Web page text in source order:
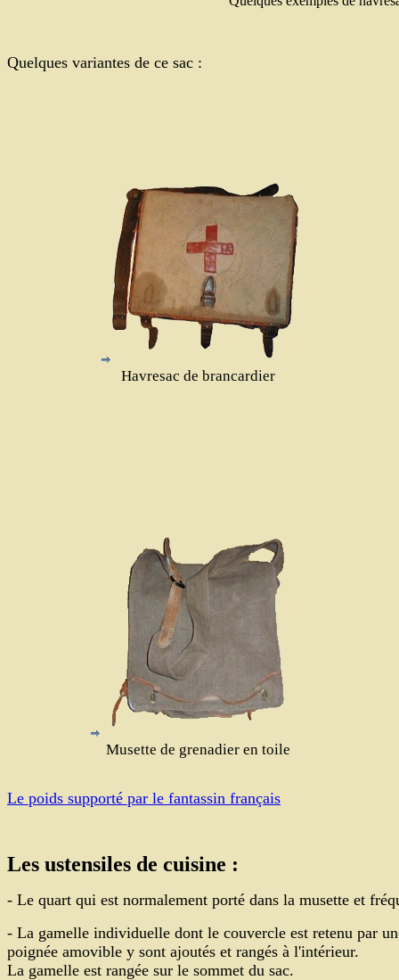
Quelques variantes de ce sac :
Havresac de brancardier
Musette de grenadier en toile
Le poids supporté par le fantassin français
Les ustensiles de cuisine :
- Le quart qui est normalement porté dans la musette et
- La gamelle individuelle dont le couvercle est retenu par
poignée amovible y sont ajoutés et rangés à l'intérieur.
La gamelle est rangée sur le sommet du sac.